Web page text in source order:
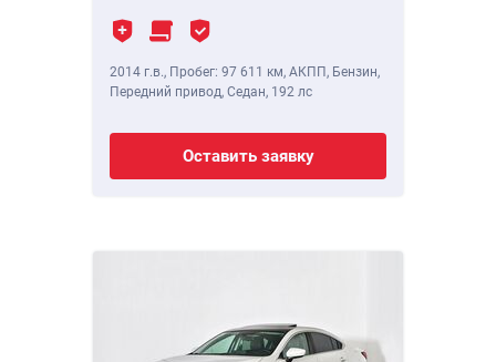
2014 г.в., Пробег: 97 611 км, АКПП, Бензин,
Передний привод, Седан, 192 лс
Оставить заявку